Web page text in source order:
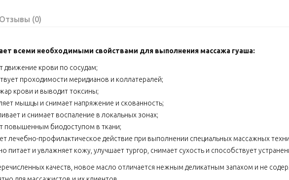
Отзывы (0)
всеми необходимыми свойствами для выполнения массажа гуаша:
движение крови по сосудам;
проходимости меридианов и коллатералей;
крови и выводит токсины;
мышцы и снимает напряжение и скованность;
и снимает воспаление в локальных зонах;
повышенным биодоступом в ткани;
лечебно-профилактическое действие при выполнении специальных массажных
питает и увлажняет кожу, улучшает тургор, снимает сухость и способствует
качеств, новое масло отличается нежным деликатным запахом и не